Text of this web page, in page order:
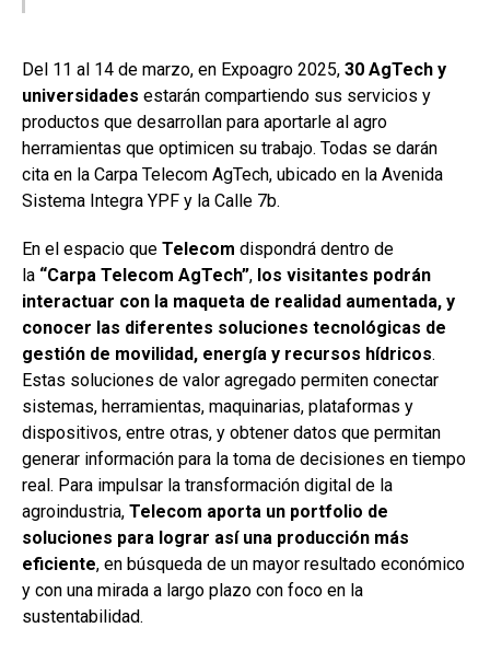
Del 11 al 14 de marzo, en Expoagro 2025, 30 AgTech y
universidades estarán compartiendo sus servicios y
productos que desarrollan para aportarle al agro
herramientas que optimicen su trabajo. Todas se darán
cita en la Carpa Telecom AgTech, ubicado en la Avenida
Sistema Integra YPF y la Calle 7b.
En el espacio que Telecom dispondrá dentro de
la “Carpa Telecom AgTech”, los visitantes podrán
interactuar con la maqueta de realidad aumentada, y
conocer las diferentes soluciones tecnológicas de
gestión de movilidad, energía y recursos hídricos.
Estas soluciones de valor agregado permiten conectar
sistemas, herramientas, maquinarias, plataformas y
dispositivos, entre otras, y obtener datos que permitan
generar información para la toma de decisiones en tiempo
real. Para impulsar la transformación digital de la
agroindustria, Telecom aporta un portfolio de
soluciones para lograr así una producción más
eficiente, en búsqueda de un mayor resultado económico
y con una mirada a largo plazo con foco en la
sustentabilidad.